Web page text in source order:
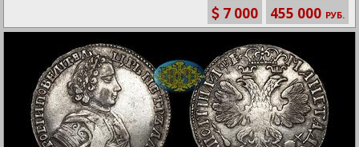
7 000 455 000 РУБ.